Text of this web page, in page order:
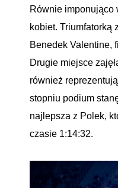
Równie imponująco
kobiet. Triumfatorką
Benedek Valentine,
Drugie miejsce
również
stopniu podium
najlepsza z Polek,
czasie 1:14:32.